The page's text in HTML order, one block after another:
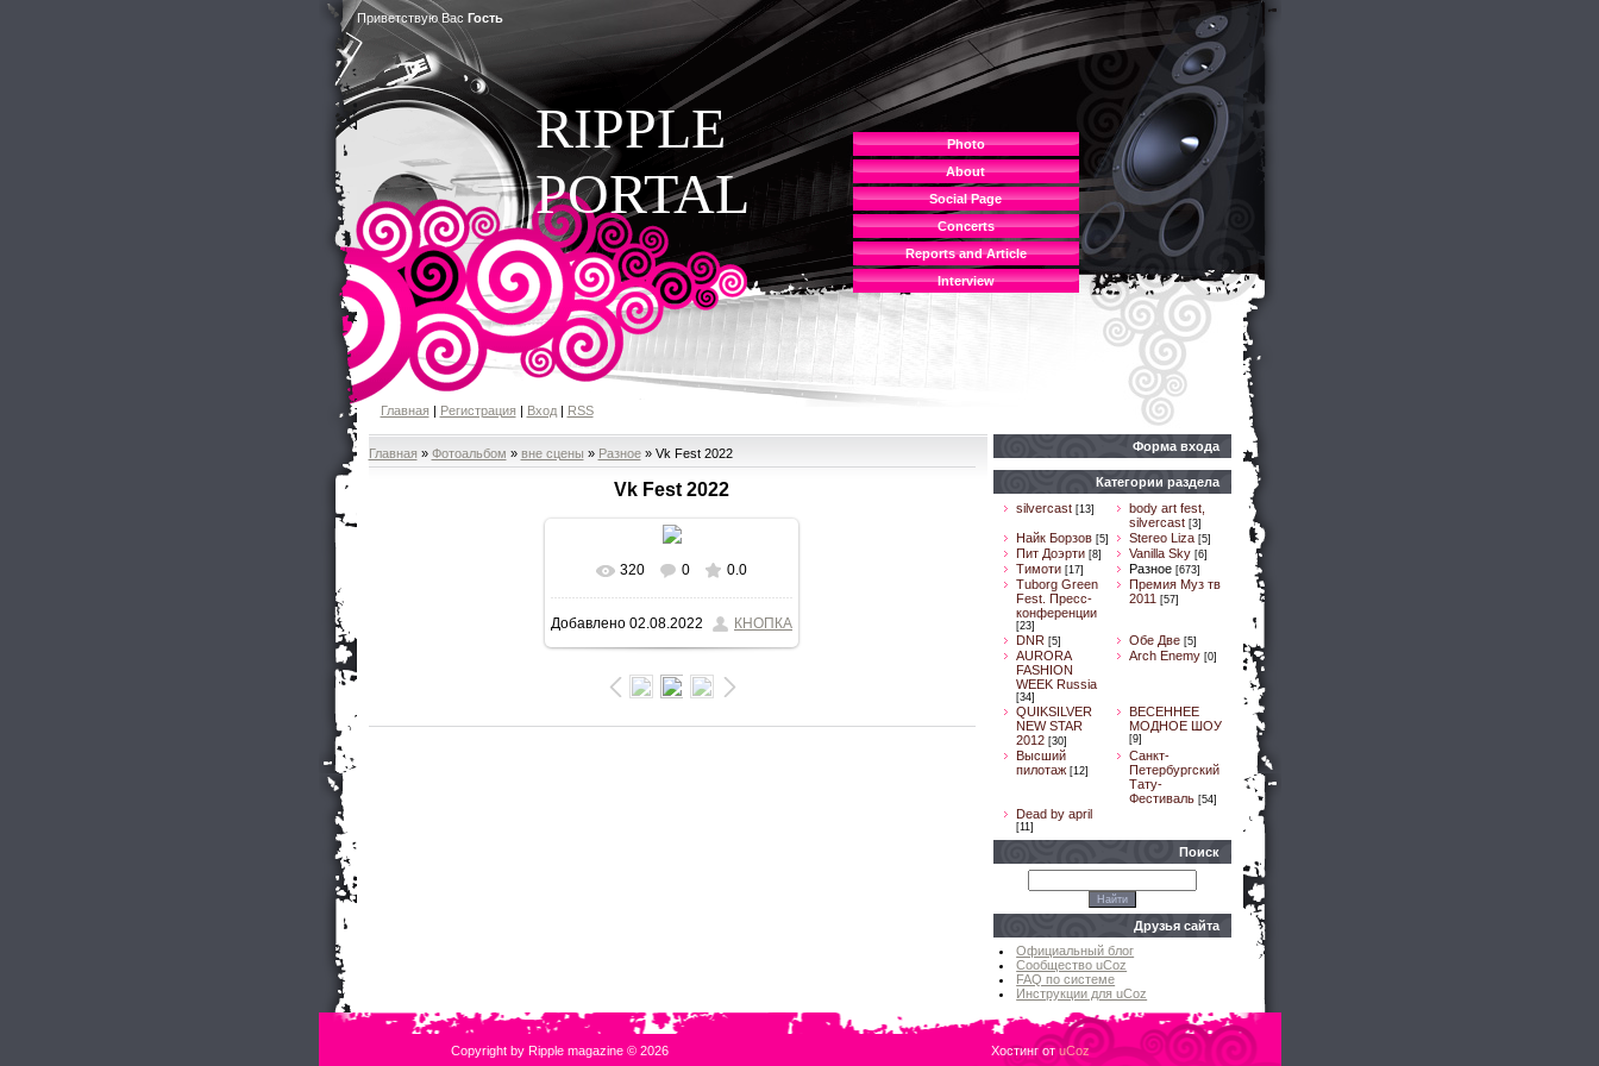
Приветствую Вас Гость
Photo
About
Social Page
Concerts
Reports and Article
Interview
RIPPLE
PORTAL
Главная| Регистрация| Вход| RSS
Главная » Фотоальбом » вне сцены » Разное» Vk Fest 2022
Vk Fest 2022
В реальном размере
533x800/ 147.7Kb
320 0 0.0
Добавлено 02.08.2022 КНОПКА
Форма входа
Категории раздела
silvercast [13]
body art fest,
silvercast [3]
Найк Борзов [5] Stereo Liza [5]
Пит Доэрти [8] Vanilla Sky [6]
Тимоти [17] Разное [673]
Tuborg Green
Fest. Пресс-
конференции
[23]
Премия Муз тв
2011 [57]
DNR [5] Обе Две [5]
AURORA
FASHION
WEEK Russia
[34]
Arch Enemy [0]
QUIKSILVER
NEW STAR
2012 [30]
ВЕСЕННЕЕ
МОДНОЕ ШОУ
[9]
Высший
пилотаж [12]
Санкт-
Петербургский
Тату-
Фестиваль [54]
Dead by april
[11]
Поиск
Друзья сайта
Официальный блог
Сообщество uCoz
FAQ по системе
Инструкции для uCoz
Copyright by Ripple magazine © 2026 Хостинг отuCoz